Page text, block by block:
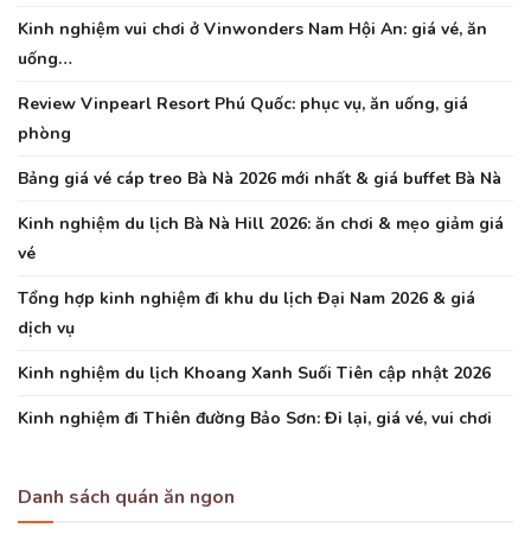
Kinh nghiệm vui chơi ở Vinwonders Nam Hội An: giá vé, ăn
uống…
Review Vinpearl Resort Phú Quốc: phục vụ, ăn uống, giá
phòng
Bảng giá vé cáp treo Bà Nà 2026 mới nhất & giá buffet Bà Nà
Kinh nghiệm du lịch Bà Nà Hill 2026: ăn chơi & mẹo giảm giá
vé
Tổng hợp kinh nghiệm đi khu du lịch Đại Nam 2026 & giá
dịch vụ
Kinh nghiệm du lịch Khoang Xanh Suối Tiên cập nhật 2026
Kinh nghiệm đi Thiên đường Bảo Sơn: Đi lại, giá vé, vui chơi
Danh sách quán ăn ngon